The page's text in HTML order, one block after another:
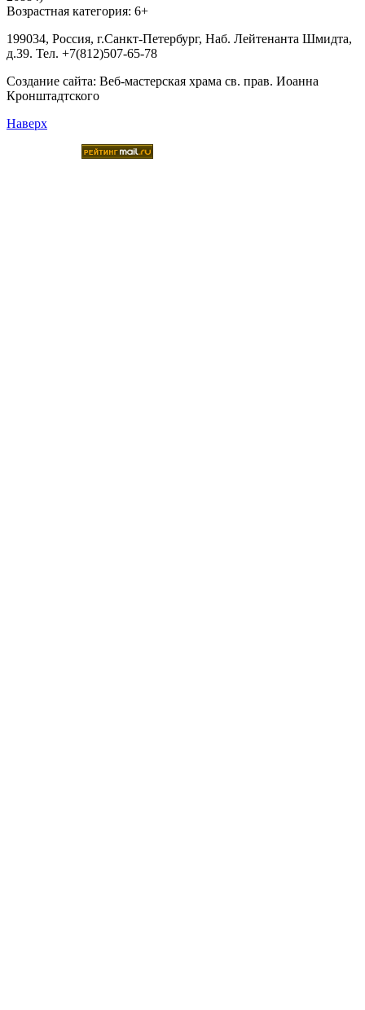
Возрастная категория: 6+
199034, Россия, г.Санкт-Петербург, Наб. Лейтенанта Шмидта,
д.39. Тел. +7(812)507-65-78
Создание сайта: Веб-мастерская храма св. прав. Иоанна
Кронштадтского
Наверх